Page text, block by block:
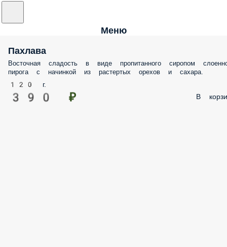
Меню
Пахлава
Восточная сладость в виде пропитанного сиропом
пирога с начинкой из растертых орехов и сахара.
120 г.
390 ₽ В